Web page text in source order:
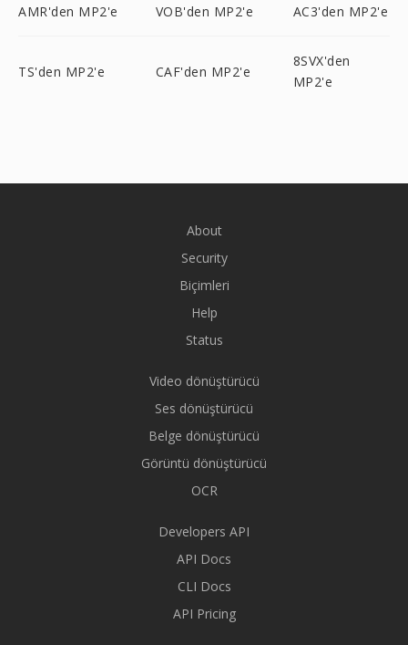
AMR'den MP2'e VOB'den MP2'e AC3'den MP2'e
TS'den MP2'e CAF'den MP2'e
8SVX'den
MP2'e
About
Security
Biçimleri
Help
Status
Video dönüştürücü
Ses dönüştürücü
Belge dönüştürücü
Görüntü dönüştürücü
OCR
Developers API
API Docs
CLI Docs
API Pricing